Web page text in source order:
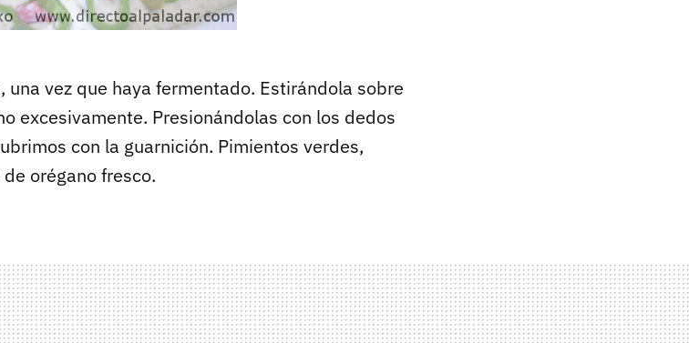
una vez que haya fermentado. Estirándola sobre
excesivamente. Presionándolas con los dedos
con la guarnición. Pimientos verdes,
orégano fresco.